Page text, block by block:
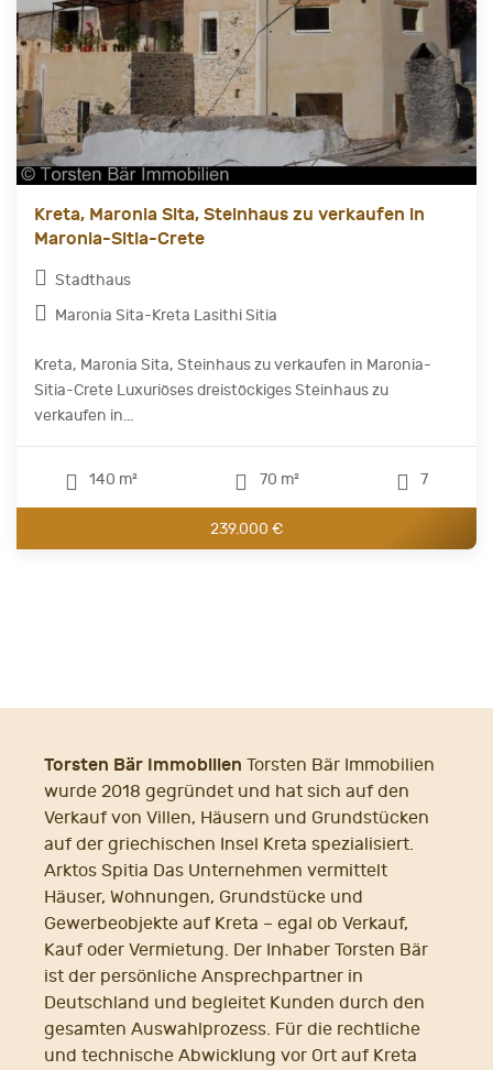
Kreta, Maronia Sita, Steinhaus zu verkaufen in
Maronia-Sitia-Crete
Stadthaus
Maronia Sita-Kreta Lasithi Sitia
Kreta, Maronia Sita, Steinhaus zu verkaufen in Maronia-
Sitia-Crete Luxuriöses dreistöckiges Steinhaus zu
verkaufen in...
140 m² 70 m² 7
239.000 €
Torsten Bär Immobilien Torsten Bär Immobilien
wurde 2018 gegründet und hat sich auf den
Verkauf von Villen, Häusern und Grundstücken
auf der griechischen Insel Kreta spezialisiert.
Arktos Spitia Das Unternehmen vermittelt
Häuser, Wohnungen, Grundstücke und
Gewerbeobjekte auf Kreta – egal ob Verkauf,
Kauf oder Vermietung. Der Inhaber Torsten Bär
ist der persönliche Ansprechpartner in
Deutschland und begleitet Kunden durch den
gesamten Auswahlprozess. Für die rechtliche
und technische Abwicklung vor Ort auf Kreta